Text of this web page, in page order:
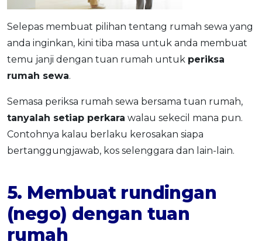
Selepas membuat pilihan tentang rumah sewa yang
anda inginkan, kini tiba masa untuk anda membuat
temu janji dengan tuan rumah untuk periksa
rumah sewa.
Semasa periksa rumah sewa bersama tuan rumah,
tanyalah setiap perkara walau sekecil mana pun.
Contohnya kalau berlaku kerosakan siapa
bertanggungjawab, kos selenggara dan lain-lain.
5. Membuat rundingan
(nego) dengan tuan
rumah